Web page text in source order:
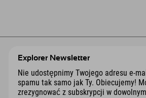
Explorer Newsletter
Nie udostępnimy Twojego adresu e-
spamu tak samo jak Ty. Obiecujemy!
zrezygnować z subskrypcji w